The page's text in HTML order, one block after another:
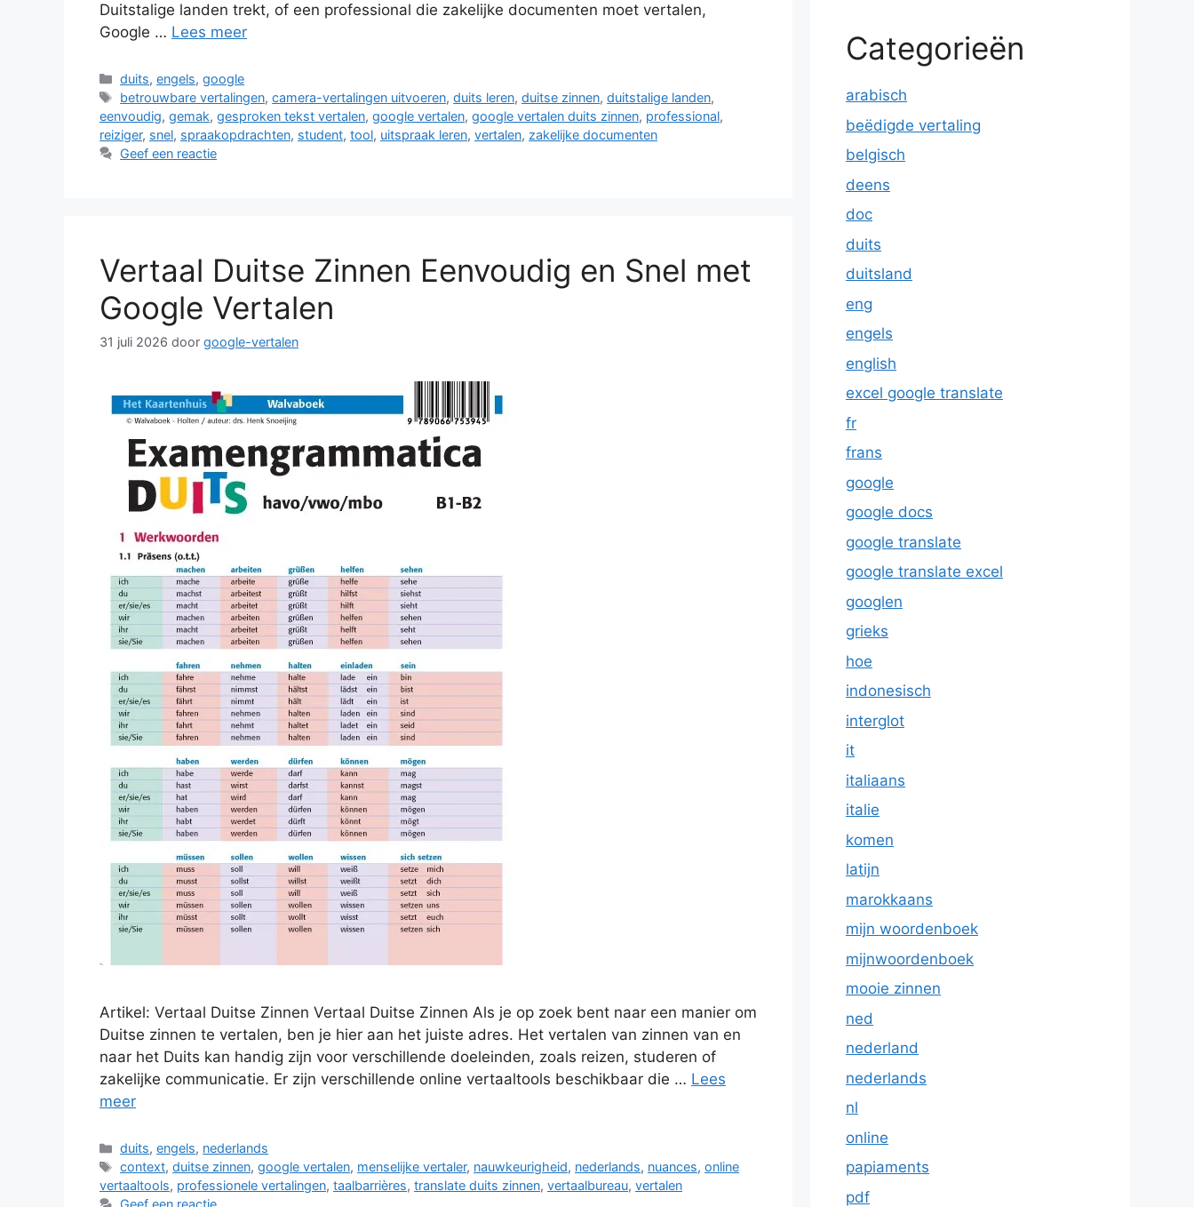
Duitstalige landen trekt, of een professional die zakelijke documenten moet vertalen,
Google … Lees meer
Categorieën
duits,engels,google
Tags
betrouwbare vertalingen,camera-vertalingen uitvoeren,duits leren,duitse zinnen,duitstalige landen,
eenvoudig, gemak, gesproken tekst vertalen, google vertalen, google vertalen duits zinnen, professional,
reiziger, snel, spraakopdrachten, student, tool, uitspraak leren, vertalen, zakelijke documenten
Geef een reactie
Vertaal Duitse Zinnen Eenvoudig en Snel met
Google Vertalen
31 juli 2026 door google-vertalen
Artikel: Vertaal Duitse Zinnen Vertaal Duitse Zinnen Als je op zoek bent naar een manier om
Duitse zinnen te vertalen, ben je hier aan het juiste adres. Het vertalen van zinnen van en
naar het Duits kan handig zijn voor verschillende doeleinden, zoals reizen, studeren of
zakelijke communicatie. Er zijn verschillende online vertaaltools beschikbaar die … Lees
meer
Categorieën
duits,engels, nederlands
Tags
context,duitse zinnen,google vertalen, menselijke vertaler, nauwkeurigheid, nederlands, nuances,online
vertaaltools, professionele vertalingen, taalbarrières, translate duits zinnen, vertaalbureau, vertalen
Categorieën
arabisch
beëdigde vertaling
belgisch
deens
doc
duits
duitsland
eng
engels
english
excel google translate
fr
frans
google
google docs
google translate
google translate excel
googlen
grieks
hoe
indonesisch
interglot
it
italiaans
italie
komen
latijn
marokkaans
mijn woordenboek
mijnwoordenboek
mooie zinnen
ned
nederland
nederlands
nl
online
papiaments
pdf